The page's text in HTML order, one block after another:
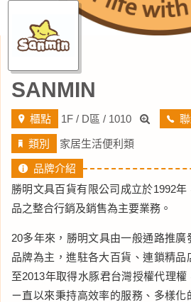
SANMIN
櫃點 1F / D區 / 1010 聯
類別 家居生活便利類
品牌介紹
勝明文具百貨有限公司成立於1992
品之整合行銷及銷售為主要業務。
20多年來，勝明文具由一般通路推廣
品牌為主，進駐各大百貨、連鎖精品
至2013年取得水豚君台灣授權代理
ㄧ直以來秉持高效率的服務、多樣